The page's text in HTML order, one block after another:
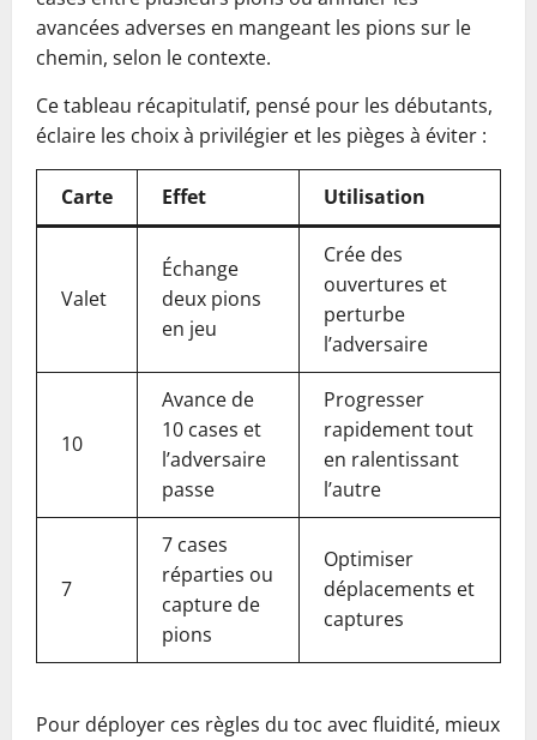
avancées adverses en mangeant les pions sur le
chemin, selon le contexte.
Ce tableau récapitulatif, pensé pour les débutants,
éclaire les choix à privilégier et les pièges à éviter :
Carte Effet Utilisation
Valet
Échange
deux pions
en jeu
Crée des
ouvertures et
perturbe
l’adversaire
10
Avance de
10 cases et
l’adversaire
passe
Progresser
rapidement tout
en ralentissant
l’autre
7
7 cases
réparties ou
capture de
pions
Optimiser
déplacements et
captures
Pour déployer ces règles du toc avec fluidité, mieux